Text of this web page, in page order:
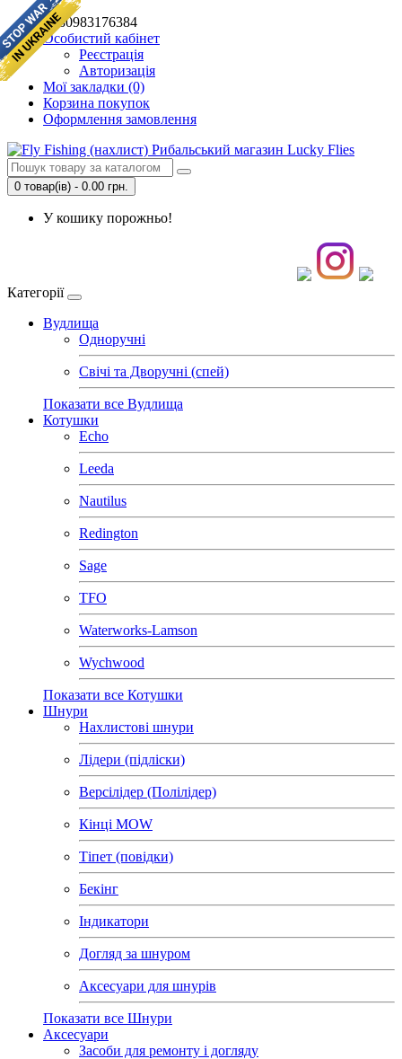
+380983176384
Особистий кабінет
Реєстрація
Авторизація
Мої закладки (0)
Корзина покупок
Оформлення замовлення
0 товар(ів) - 0.00 грн.
У кошику порожньо!
Категорії
Вудлища
Одноручні
Свічі та Дворучні (спей)
Показати все Вудлища
Котушки
Echo
Leeda
Nautilus
Redington
Sage
TFO
Waterworks-Lamson
Wychwood
Показати все Котушки
Шнури
Нахлистові шнури
Лідери (підліски)
Версілідер (Полілідер)
Кінці MOW
Тіпет (повідки)
Бекінг
Індикатори
Догляд за шнуром
Аксесуари для шнурів
Показати все Шнури
Аксесуари
Засоби для ремонту і догляду